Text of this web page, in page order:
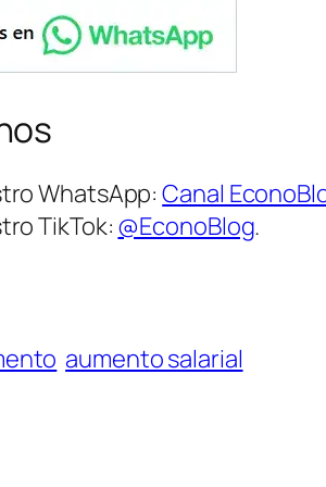
WhatsApp:Canal
TikTok: @EconoBlog.
aumento salarial